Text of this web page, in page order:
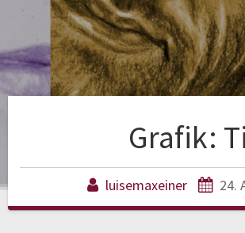
Grafik:
luisemaxeiner 24.